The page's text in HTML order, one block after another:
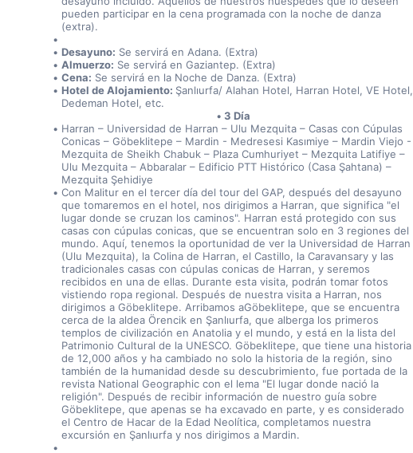
pueden participar en la cena programada con la noche de danza
(extra).
Desayuno: Se servirá en Adana. (Extra)
Almuerzo: Se servirá en Gaziantep. (Extra)
Cena: Se servirá en la Noche de Danza. (Extra)
Hotel de Alojamiento: Şanlıurfa/ Alahan Hotel, Harran Hotel, VE Hotel,
Dedeman Hotel, etc.
3 Día
Harran – Universidad de Harran – Ulu Mezquita – Casas con Cúpulas
Conicas – Göbeklitepe – Mardin - Medresesi Kasımiye – Mardin Viejo -
Mezquita de Sheikh Chabuk – Plaza Cumhuriyet – Mezquita Latifiye –
Ulu Mezquita – Abbaralar – Edificio PTT Histórico (Casa Şahtana) –
Mezquita Şehidiye
Con Malitur en el tercer día del tour del GAP, después del desayuno
que tomaremos en el hotel, nos dirigimos a Harran, que significa "el
lugar donde se cruzan los caminos". Harran está protegido con sus
casas con cúpulas conicas, que se encuentran solo en 3 regiones del
mundo. Aquí, tenemos la oportunidad de ver la Universidad de Harran
(Ulu Mezquita), la Colina de Harran, el Castillo, la Caravansary y las
tradicionales casas con cúpulas conicas de Harran, y seremos
recibidos en una de ellas. Durante esta visita, podrán tomar fotos
vistiendo ropa regional. Después de nuestra visita a Harran, nos
dirigimos a Göbeklitepe. Arribamos aGöbeklitepe, que se encuentra
cerca de la aldea Örencik en Şanlıurfa, que alberga los primeros
templos de civilización en Anatolia y el mundo, y está en la lista del
Patrimonio Cultural de la UNESCO. Göbeklitepe, que tiene una historia
de 12,000 años y ha cambiado no solo la historia de la región, sino
también de la humanidad desde su descubrimiento, fue portada de la
revista National Geographic con el lema "El lugar donde nació la
religión". Después de recibir información de nuestro guía sobre
Göbeklitepe, que apenas se ha excavado en parte, y es considerado
el Centro de Hacar de la Edad Neolítica, completamos nuestra
excursión en Şanlıurfa y nos dirigimos a Mardin.